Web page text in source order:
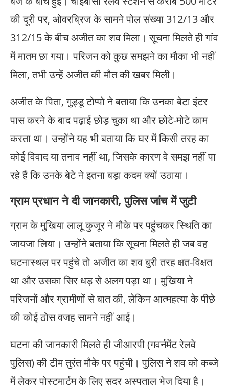
की दूरी पर, ओवरब्रिज के सामने पोल संख्या 312/13 और
312/15 के बीच अजीत का शव मिला। सूचना मिलते ही गांव
में मातम छा गया। परिजन को कुछ समझने का मौका भी नहीं
मिला, तभी उन्हें अजीत की मौत की खबर मिली।
अजीत के पिता, गुड्डू टोप्पो ने बताया कि उनका बेटा इंटर
पास करने के बाद पढ़ाई छोड़ चुका था और छोटे-मोटे काम
करता था। उन्होंने यह भी बताया कि घर में किसी तरह का
कोई विवाद या तनाव नहीं था, जिसके कारण वे समझ नहीं पा
रहे हैं कि उनके बेटे ने इतना बड़ा कदम क्यों उठाया।
ग्राम प्रधान ने दी जानकारी, पुलिस जांच में जुटी
ग्राम के मुखिया लालू कुजूर ने मौके पर पहुंचकर स्थिति का
जायजा लिया। उन्होंने बताया कि सूचना मिलते ही जब वह
घटनास्थल पर पहुंचे तो अजीत का शव बुरी तरह क्षत-विक्षत
था और उसका सिर धड़ से अलग पड़ा था। मुखिया ने
परिजनों और ग्रामीणों से बात की, लेकिन आत्महत्या के पीछे
की कोई ठोस वजह सामने नहीं आई।
घटना की जानकारी मिलते ही जीआरपी (गवर्नमेंट रेलवे
पुलिस) की टीम तुरंत मौके पर पहुंची। पुलिस ने शव को कब्जे
में लेकर पोस्टमार्टम के लिए सदर अस्पताल भेज दिया है।